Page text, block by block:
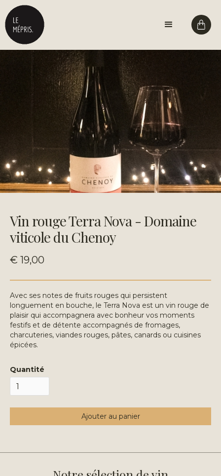
Vin rouge Terra Nova - Domaine
viticole du Chenoy
€ 19,00
Avec ses notes de fruits rouges qui persistent
longuement en bouche, le Terra Nova est un vin rouge de
plaisir qui accompagnera avec bonheur vos moments
festifs et de détente accompagnés de fromages,
charcuteries, viandes rouges, pâtes, canards ou cuisines
épicées.
Quantité